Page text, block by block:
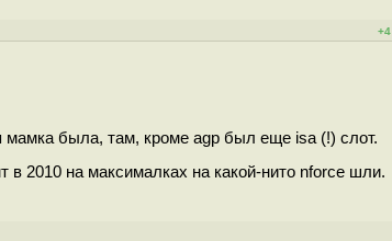
+4
мамка была, там, кроме agp был еще isa (!) слот.
2010 на максималках на какой-нито nforce шли.